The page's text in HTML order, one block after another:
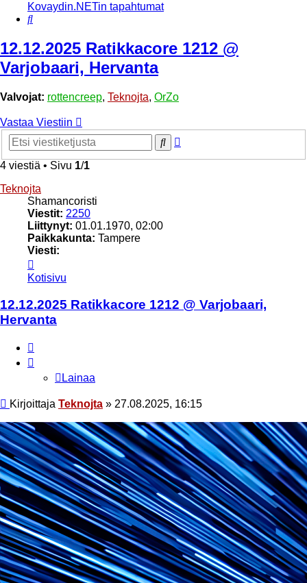
Kovaydin.NETin tapahtumat
Etsi
12.12.2025 Ratikkacore 1212 @
Varjobaari, Hervanta
Valvojat: rottencreep, Teknojta, OrZo
Vastaa Viestiin
Etsi
4 viestiä • Sivu 1/1
Teknojta
Shamancoristi
Viestit: 2250
Liittynyt: 01.01.1970, 02:00
Paikkakunta: Tampere
Viesti:
Teknojta
Kotisivu
12.12.2025 Ratikkacore 1212 @ Varjobaari,
Hervanta
Lainaa
Viesti
Kirjoittaja Teknojta » 27.08.2025, 16:15